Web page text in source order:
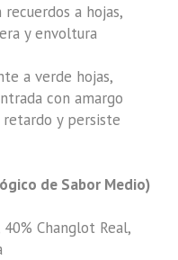
a hojas,
y envoltura
a verde hojas,
con amargo
y persiste
de Sabor Medio)
Changlot Real,